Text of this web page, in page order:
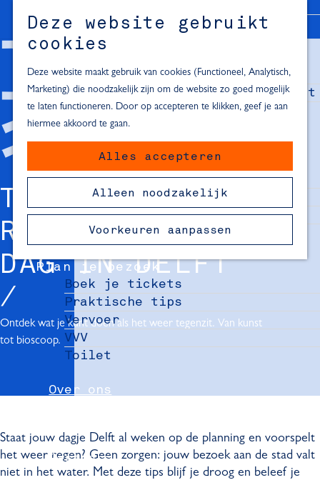
Deze website gebruikt
cookies
Deze website maakt gebruik van cookies (Functioneel, Analytisch,
Marketing) die noodzakelijk zijn om de website zo goed mogelijk
te laten functioneren. Door op accepteren te klikken, geef je aan
hiermee akkoord te gaan.
Alles accepteren
Alleen noodzakelijk
Voorkeuren aanpassen
M
e
n
u
Inspiratie voor een dagje Delft
Dagje naar het strand
Fietsen in de omgeving van Delft
Must-see attracties in de buurt
van Delft
Blijven slapen
24 uur in Delft
48 uur in Delft
72 uur in Delft
Overnachtingslocaties in Delft
Plan je bezoek
Boek je tickets
Praktische tips
Vervoer
VVV
Toilet
Over ons
Partners
TIPS VOOR EEN
REGENACHTIGE
DAG IN DELFT
Ontdek wat je kunt doen als het weer tegenzit. Van kunst
tot bioscoop.
Staat jouw dagje Delft al weken op de planning en voorspelt
het weer regen? Geen zorgen: jouw bezoek aan de stad valt
niet in het water. Met deze tips blijf je droog en beleef je